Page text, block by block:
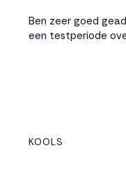
Ben zeer goed
een testperiode
KOOLS